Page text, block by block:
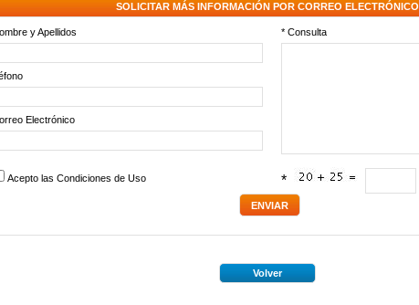
SOLICITAR MÁS INFORMACIÓN POR CORREO ELECTRÓNICO
y Apellidos * Consulta
Electrónico
Acepto las Condiciones de Uso *
Volver